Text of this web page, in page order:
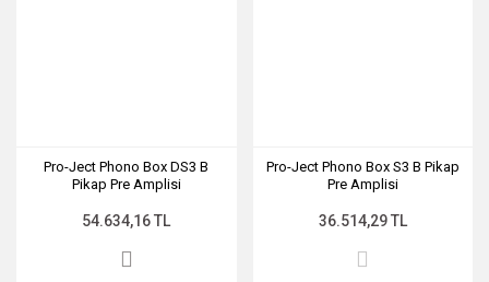
Pro-Ject Phono Box DS3 B
Pikap Pre Amplisi
54.634,16 TL
Pro-Ject Phono Box S3 B Pikap
Pre Amplisi
36.514,29 TL